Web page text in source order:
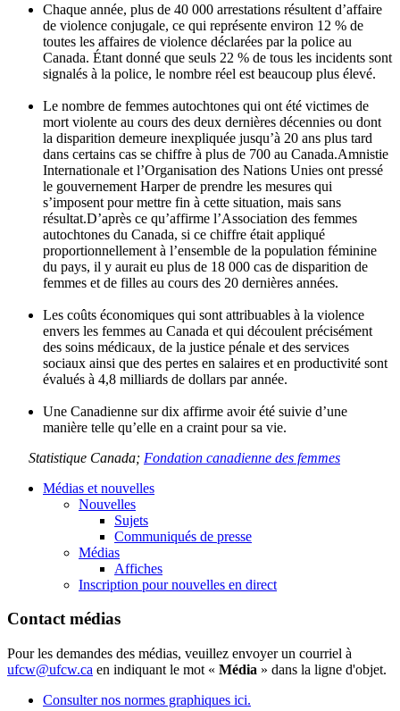
Chaque année, plus de 40 000 arrestations résultent d’affaire
de violence conjugale, ce qui représente environ 12 % de
toutes les affaires de violence déclarées par la police au
Canada. Étant donné que seuls 22 % de tous les incidents sont
signalés à la police, le nombre réel est beaucoup plus élevé.
Le nombre de femmes autochtones qui ont été victimes de
mort violente au cours des deux dernières décennies ou dont
la disparition demeure inexpliquée jusqu’à 20 ans plus tard
dans certains cas se chiffre à plus de 700 au Canada.Amnistie
Internationale et l’Organisation des Nations Unies ont pressé
le gouvernement Harper de prendre les mesures qui
s’imposent pourmettre fin à cette situation, mais sans
résultat.D’après ce qu’affirme l’Association des femmes
autochtones du Canada, si ce chiffre était appliqué
proportionnellement à l’ensemble de la population féminine
du pays, il y aurait eu plus de 18 000 cas de disparition de
femmes et de filles au cours des 20 dernières années.
Les coûts économiques qui sont attribuables à la violence
envers les femmes au Canada et qui découlent précisément
des soins médicaux, de la justice pénale et des services
sociaux ainsi que des pertes en salaires et en productivité sont
évalués à 4,8 milliards de dollars parannée.
Une Canadienne sur dix affirme avoir été suivie d’une
manière telle qu’elle en a craint poursa vie.
Statistique Canada; Fondation canadienne des femmes
Médias et nouvelles
Nouvelles
Sujets
Communiqués de presse
Médias
Affiches
Inscription pour nouvelles en direct
Contact médias
Pour les demandes des médias, veuillez envoyer un courriel à
ufcw@ufcw.ca en indiquant le mot « Média » dans la ligne d'objet.
Consulter nos normes graphiques ici.